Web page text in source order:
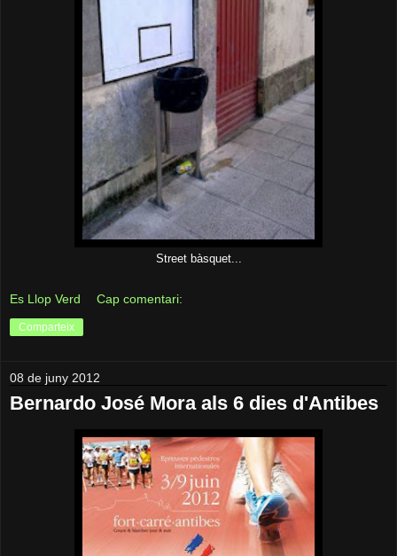
Street bàsquet...
Es Llop Verd Cap comentari:
Comparteix
08 de juny 2012
Bernardo José Mora als 6 dies d'Antibes